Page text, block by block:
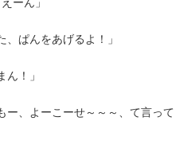
ぱんをあげるよ！」
！」
ー、よーこーせ～～～、て言って